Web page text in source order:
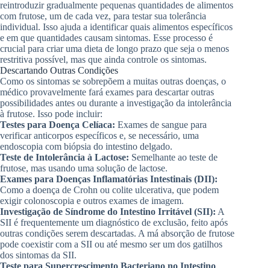
reintroduzir gradualmente pequenas quantidades de alimentos
com frutose, um de cada vez, para testar sua tolerância
individual. Isso ajuda a identificar quais alimentos específicos
e em que quantidades causam sintomas. Esse processo é
crucial para criar uma dieta de longo prazo que seja o menos
restritiva possível, mas que ainda controle os sintomas.
Descartando Outras Condições
Como os sintomas se sobrepõem a muitas outras doenças, o
médico provavelmente fará exames para descartar outras
possibilidades antes ou durante a investigação da intolerância
à frutose. Isso pode incluir:
Testes para Doença Celíaca: Exames de sangue para
verificar anticorpos específicos e, se necessário, uma
endoscopia com biópsia do intestino delgado.
Teste de Intolerância à Lactose: Semelhante ao teste de
frutose, mas usando uma solução de lactose.
Exames para Doenças Inflamatórias Intestinais (DII):
Como a doença de Crohn ou colite ulcerativa, que podem
exigir colonoscopia e outros exames de imagem.
Investigação de Síndrome do Intestino Irritável (SII): A
SII é frequentemente um diagnóstico de exclusão, feito após
outras condições serem descartadas. A má absorção de frutose
pode coexistir com a SII ou até mesmo ser um dos gatilhos
dos sintomas da SII.